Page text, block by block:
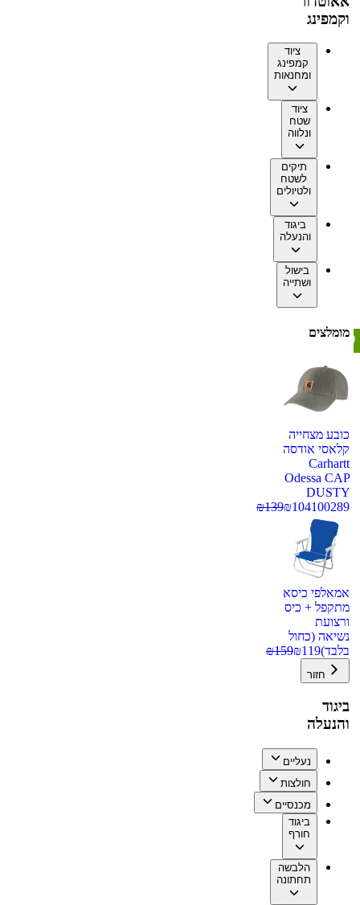
וקמפינג
ציוד
קמפינג
ומחנאות
ציוד
שטח
ונלווה
תיקים
לשטח
ולטיולים
ביגוד
והנעלה
בישול
ושתייה
מומלצים
כובע מצחייה
קלאסי אודסה
Carhartt
Odessa CAP
DUSTY
100289
₪104
₪139
אמאלפי כיסא
מתקפל + כיס
ורצועת
נשיאה (כחול
בלבד)
₪119
₪159
חזור
ביגוד
והנעלה
נעליים
חולצות
מכנסיים
ביגוד
חורף
הלבשה
תחתונה